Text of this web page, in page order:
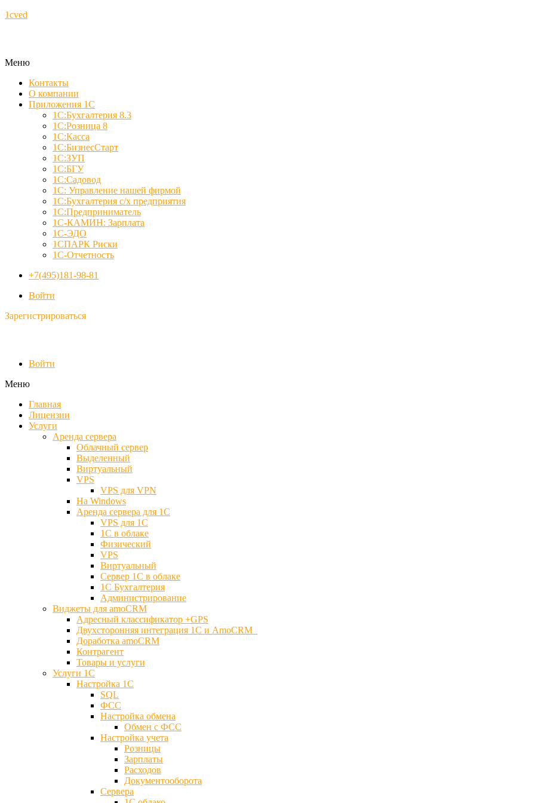
1cved
Меню
Контакты
О компании
Приложения 1С
1С:Бухгалтерия 8.3
1С:Розница 8
1С:Касса
1С:БизнесСтарт
1С:ЗУП
1С:БГУ
1С:Садовод
1С: Управление нашей фирмой
1С:Бухгалтерия с/х предприятия
1С:Предприниматель
1С-КАМИН: Зарплата
1С-ЭДО
1СПАРК Риски
1С-Отчетность
+7(495)181-98-81
Войти
Зарегистрироваться
Войти
Меню
Главная
Лицензии
Услуги
Аренда сервера
Облачный сервер
Выделенный
Виртуальный
VPS
VPS для VPN
На Windows
Аренда сервера для 1С
VPS для 1С
1С в облаке
Физический
VPS
Виртуальный
Сервер 1С в облаке
1С Бухгалтерия
Администрирование
Виджеты для amoCRM
Адресный классификатор +GPS
Двухсторонняя интеграция 1С и AmoCRM
Доработка amoCRM
Контрагент
Товары и услуги
Услуги 1С
Настройка 1С
SQL
ФСС
Настройка обмена
Обмен с ФСС
Настройка учета
Розницы
Зарплаты
Расходов
Документооборота
Сервера